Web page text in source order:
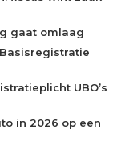
gaat omlaag
UBO’s
in 2026 op een